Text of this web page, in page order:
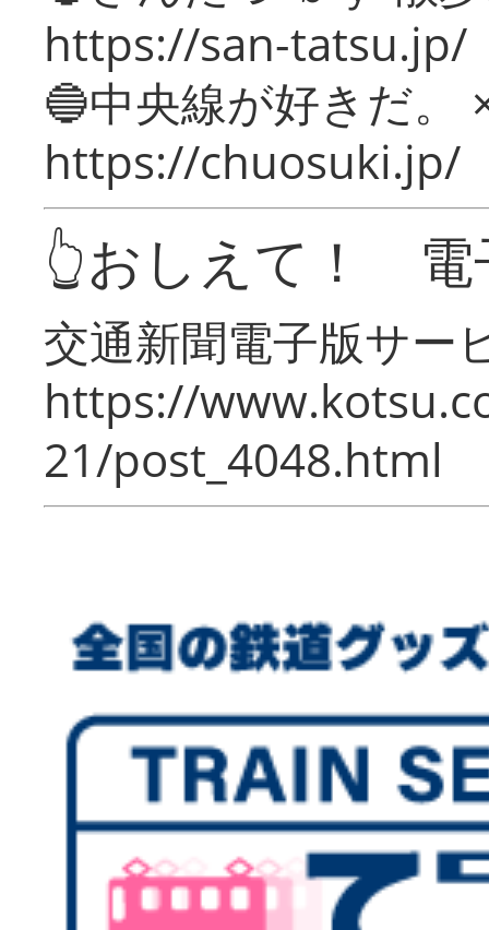
https://san-tatsu.jp/
🔵中央線が好きだ。
https://chuosuki.jp/
👆おしえて！ 電
交通新聞電子版サー
https://
21/post_4048.html